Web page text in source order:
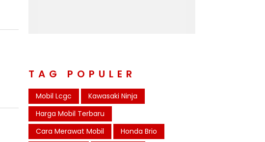
TAG POPULER
Mobil Lcgc
Kawasaki Ninja
Harga Mobil Terbaru
Cara Merawat Mobil
Honda Brio